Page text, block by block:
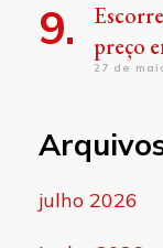
preço
27 de
julho 2026